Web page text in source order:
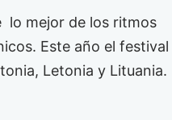
lo mejor de los ritmos
Este año el festival
Letonia y Lituania.